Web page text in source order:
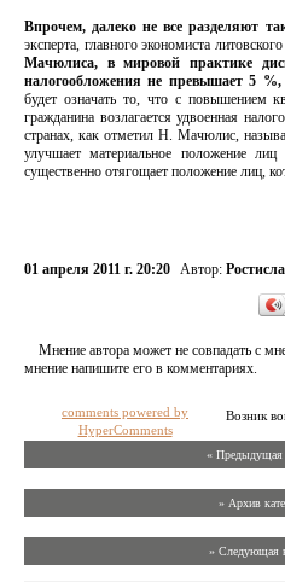
Впрочем, далеко не все разделяют
эксперта, главного экономиста
Мачюлиса, в мировой практике
налогообложения не превышает 5 %,
будет означать то, что с повышением
гражданина возлагается удвоенная
странах, как отметил Н. Мачюлис,
улучшает материальное положение
существенно отягощает положение лиц,
01 апреля 2011 г. 20:20 Автор:
Мнение автора может не совпадать с
мнение напишите его в комментариях.
Возник
comments powered by
HyperComments
« Предыдущая
» Архив
» Следующая